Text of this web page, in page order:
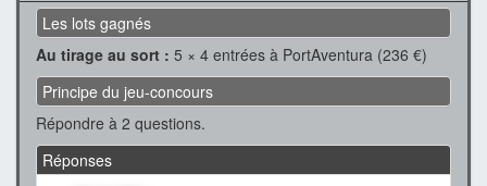
Les lots gagnés
Au tirage au sort : 5 × 4 entrées à PortAventura (236 €)
Principe du jeu-concours
Répondre à 2 questions.
Réponses